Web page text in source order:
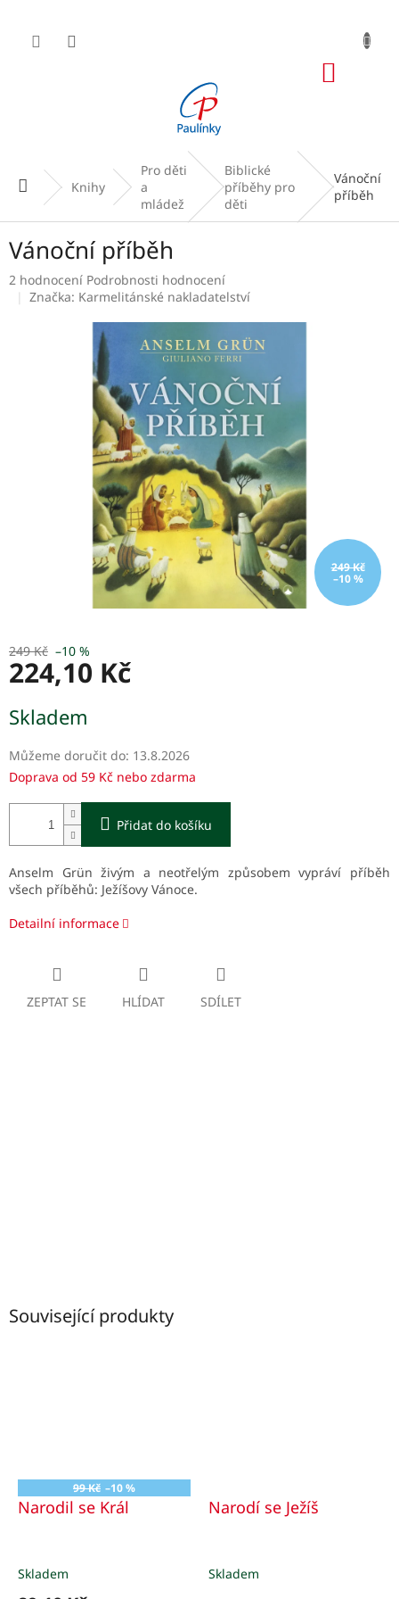
obsah
Domů Knihy
Pro děti
a
mládež
Biblické
příběhy pro
děti
Vánoční
příběh
Vánoční příběh
Průměrné
hodnocení
2 hodnocení Podrobnosti hodnocení
Značka: Karmelitánské nakladatelství
249 Kč
–10 %
249 Kč –10 %
224,10 Kč
cena:
Skladem
Můžeme doručit do: 13.8.2026
Doprava od 59 Kč nebo zdarma
Přidat do košíku
Anselm Grün živým a neotřelým způsobem vypráví příběh
všech příběhů: Ježíšovy Vánoce.
Detailní informace
ZEPTAT SE HLÍDAT SDÍLET
Související produkty
99 Kč –10 %
Narodil se Král
Skladem
Narodí se Ježíš
Skladem